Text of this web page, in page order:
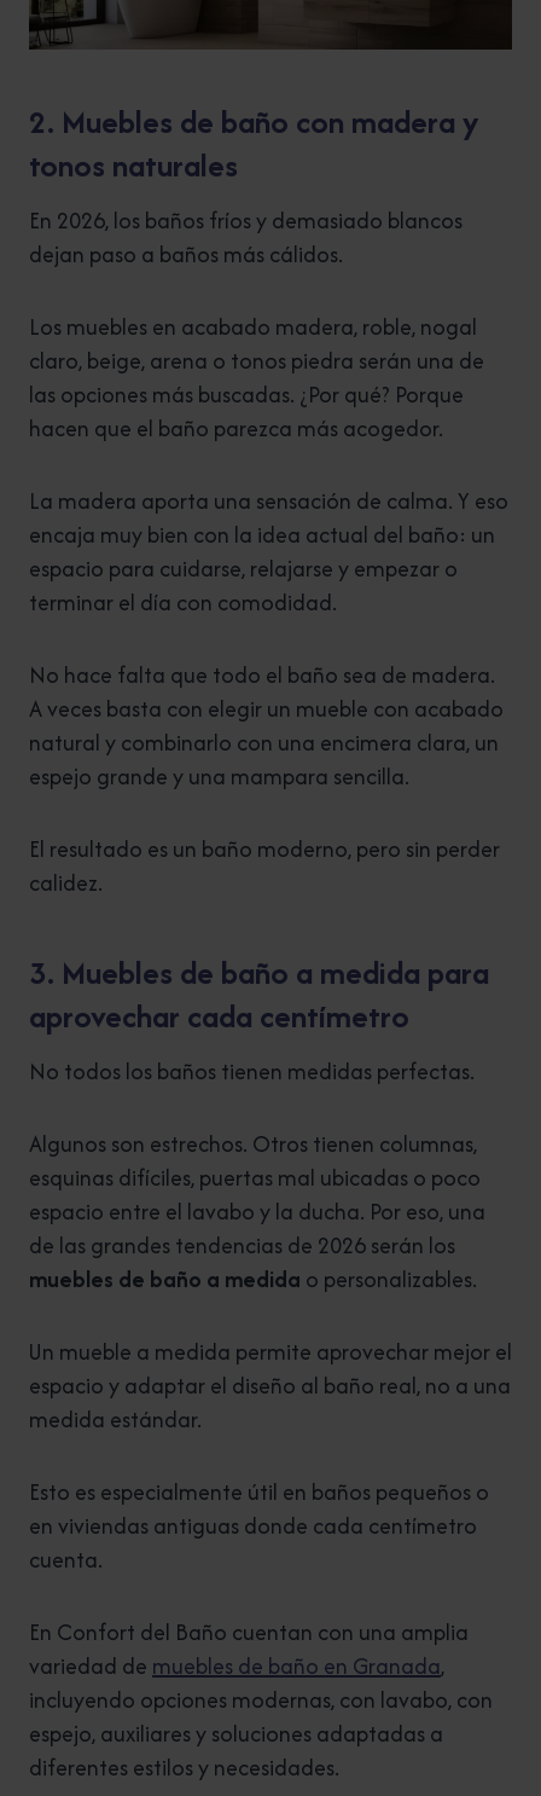
2. Muebles de baño con madera y
tonos naturales
En 2026, los baños fríos y demasiado blancos
dejan paso a baños más cálidos.
Los muebles en acabado madera, roble, nogal
claro, beige, arena o tonos piedra serán una de
las opciones más buscadas. ¿Por qué? Porque
hacen que el baño parezca más acogedor.
La madera aporta una sensación de calma. Y eso
encaja muy bien con la idea actual del baño: un
espacio para cuidarse, relajarse y empezar o
terminar el día con comodidad.
No hace falta que todo el baño sea de madera.
A veces basta con elegir un mueble con acabado
natural y combinarlo con una encimera clara, un
espejo grande y una mampara sencilla.
El resultado es un baño moderno, pero sin perder
calidez.
3. Muebles de baño a medida para
aprovechar cada centímetro
No todos los baños tienen medidas perfectas.
Algunos son estrechos. Otros tienen columnas,
esquinas difíciles, puertas mal ubicadas o poco
espacio entre el lavabo y la ducha. Por eso, una
de las grandes tendencias de 2026 serán los
muebles de baño a medida o personalizables.
Un mueble a medida permite aprovechar mejor el
espacio y adaptar el diseño al baño real, no a una
medida estándar.
Esto es especialmente útil en baños pequeños o
en viviendas antiguas donde cada centímetro
cuenta.
En Confort del Baño cuentan con una amplia
variedad de muebles de baño en Granada,
incluyendo opciones modernas, con lavabo, con
espejo, auxiliares y soluciones adaptadas a
diferentes estilos y necesidades.